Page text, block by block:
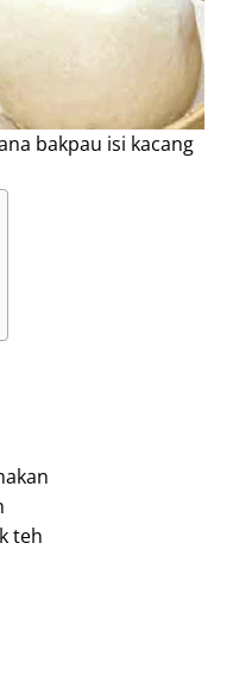
bakpau isi kacang
teh